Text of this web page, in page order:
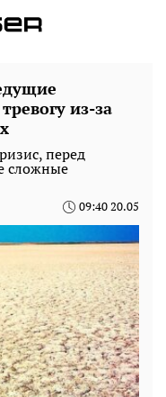
из-за
перед
сложные
09:40 20.05